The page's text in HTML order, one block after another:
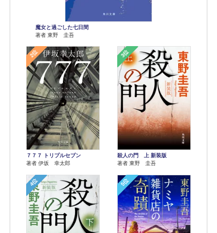
魔女と過ごした七日間
著者 東野 圭吾
2位
７７７ トリプルセブン
著者 伊坂 幸太郎
3位
殺人の門 上 新装版
著者 東野 圭吾
4位 5位